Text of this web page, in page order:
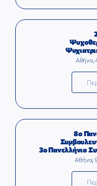
Αθήνα,
8ο
3ο Πανελλήνιο
Αθήνα,